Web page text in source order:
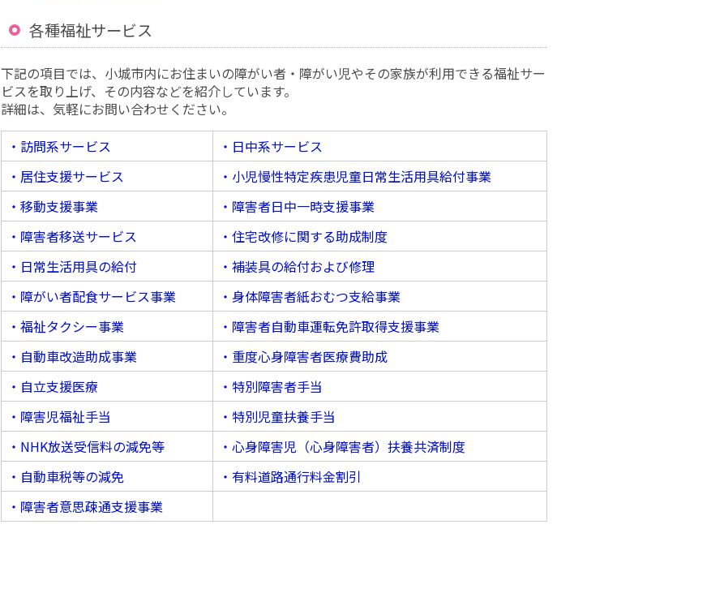
各種福祉サービス
下記の項目では、小城市内にお住まいの障がい者・障がい児やその家族が利用できる福祉サー
ビスを取り上げ、その内容などを紹介しています。
詳細は、気軽にお問い合わせください。
・訪問系サービス
・日中系サービス
・居住支援サービス
・小児慢性特定疾患児童日常生活用具給付事業
・移動支援事業
・障害者日中一時支援事業
・障害者移送サービス
・住宅改修に関する助成制度
・日常生活用具の給付
・補装具の給付および修理
・障がい者配食サービス事業
・身体障害者紙おむつ支給事業
・福祉タクシー事業
・障害者自動車運転免許取得支援事業
・自動車改造助成事業
・重度心身障害者医療費助成
・自立支援医療
・特別障害者手当
・障害児福祉手当
・特別児童扶養手当
・NHK放送受信料の減免等
・心身障害児（心身障害者）扶養共済制度
・自動車税等の減免
・有料道路通行料金割引
・障害者意思疎通支援事業